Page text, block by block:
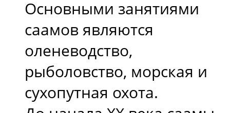
Основными занятиями
саамов являются
оленеводство,
рыболовство, морская и
сухопутная охота.